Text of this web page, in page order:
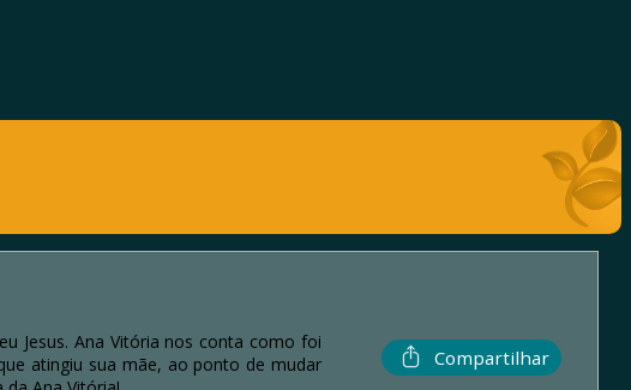
Jesus. Ana Vitória nos conta como foi
atingiu sua mãe, ao ponto de mudar
Compartilhar